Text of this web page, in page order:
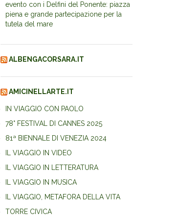
evento con i Delfini del Ponente: piazza
piena e grande partecipazione per la
tutela del mare
ALBENGACORSARA.IT
AMICINELLARTE.IT
IN VIAGGIO CON PAOLO
78° FESTIVAL DI CANNES 2025
81ª BIENNALE DI VENEZIA 2024
IL VIAGGIO IN VIDEO
IL VIAGGIO IN LETTERATURA
IL VIAGGIO IN MUSICA
IL VIAGGIO, METAFORA DELLA VITA
TORRE CIVICA